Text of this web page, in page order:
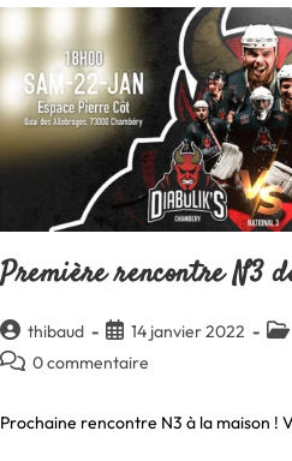
Première rencontre N3
Auteur/autrice
de
thibaud
Publication
publiée :
14 janvier 2022
Post
Commentaires
la
publication :
0 commentaire
Prochaine rencontre N3 à la maison !